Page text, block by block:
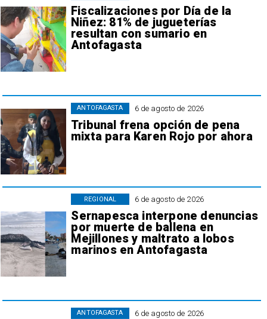
Fiscalizaciones por Día de la
Niñez: 81% de jugueterías
resultan con sumario en
Antofagasta
6 de agosto de 2026
Tribunal frena opción de pena
mixta para Karen Rojo por ahora
ANTOFAGASTA
6 de agosto de 2026
Sernapesca interpone denuncias
por muerte de ballena en
Mejillones y maltrato a lobos
marinos en Antofagasta
REGIONAL
6 de agosto de 2026
ANTOFAGASTA